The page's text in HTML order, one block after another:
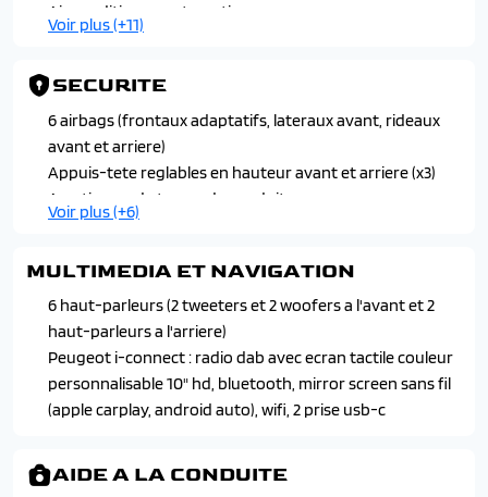
Air conditionne automatique monozone
Banquette rabattable 1/3 - 2/3
electrique, 1 prise usb-c, 1 pris usb-a pour les passagers
arriere
Direction assistee electrique
Eclairage interieur a led
Eclairage polyambient 8 couleurs
Leve-vitres avant et arriere electriques, sequentiels et
Plancher de coffre
Retroviseur interieur electrochrome avec cadre
Siege conducteur avec reglage manuel en hauteur
Vitres laterales arriere et lunette arriere surteintees
Volant reglable en hauteur et profondeur
Voir plus (+11)
SECURITE
6 airbags (frontaux adaptatifs, lateraux avant, rideaux
avant et arriere)
Appuis-tete reglables en hauteur avant et arriere (x3)
Avertisseur de temps de conduite
Detection de sous gonflage indirecte
Fixations suivant norme isofix et top tether avec
etiquettes de localisation aux portes laterales arriere
Programme de stabilite (esc) avec antipatinage des
roues (asr), antiblocage des roues (abs), repartiteur
electronique de freinage (ref), assistance au freinage
d'urgence (afu), controle dynamique de stabilite (cds) et
griffes, avec commutation automatique des feux de
Voir plus (+6)
MULTIMEDIA ET NAVIGATION
6 haut-parleurs (2 tweeters et 2 woofers a l'avant et 2
haut-parleurs a l'arriere)
Peugeot i-connect : radio dab avec ecran tactile couleur
personnalisable 10" hd, bluetooth, mirror screen sans fil
(apple carplay, android auto), wifi, 2 prise usb-c
AIDE A LA CONDUITE